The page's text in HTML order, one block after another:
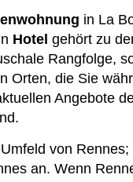
in La
Hotel gehört zu
Rangfolge,
Orten, die Sie
Angebote
von
an. Wenn